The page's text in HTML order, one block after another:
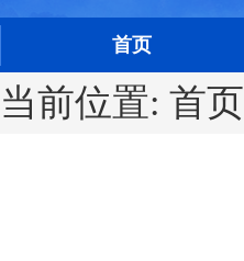
首页
当前位置: 首页